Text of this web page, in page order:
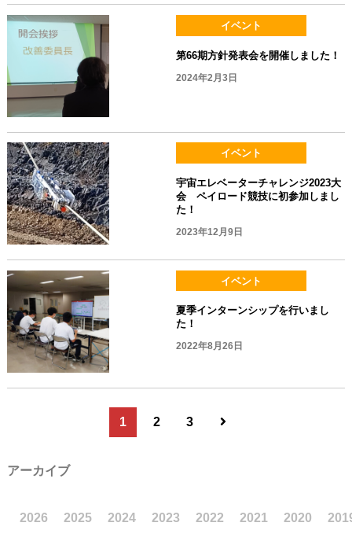
イベント
第66期方針発表会を開催しました！
2024年2月3日
イベント
宇宙エレベーターチャレンジ2023大
会 ペイロード競技に初参加しまし
た！
2023年12月9日
イベント
夏季インターンシップを行いまし
た！
2022年8月26日
1 2 3
アーカイブ
2026 2025 2024 2023 2022 2021 2020